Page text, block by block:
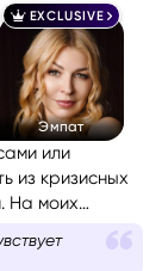
EXCLUSIVE
Эмпат
или
из кризисных
На моих